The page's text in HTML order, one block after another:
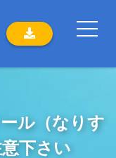
ル（なりす
下さい